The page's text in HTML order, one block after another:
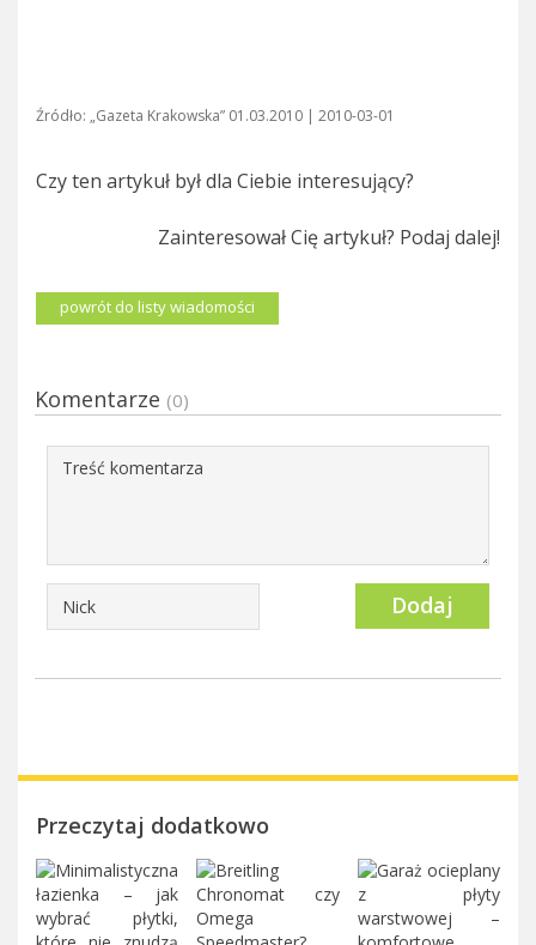
Źródło: „Gazeta Krakowska” 01.03.2010 | 2010-03-01
Czy ten artykuł był dla Ciebie interesujący?
Zainteresował Cię artykuł? Podaj dalej!
powrót do listy wiadomości
Komentarze (0)
Dodaj
Przeczytaj dodatkowo